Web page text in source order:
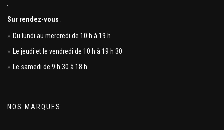
Sur rendez-vous :
Du lundi au mercredi de 10 h à 19 h
Le jeudi et le vendredi de 10 h à 19 h 30
Le samedi de 9 h 30 à 18 h
NOS MARQUES